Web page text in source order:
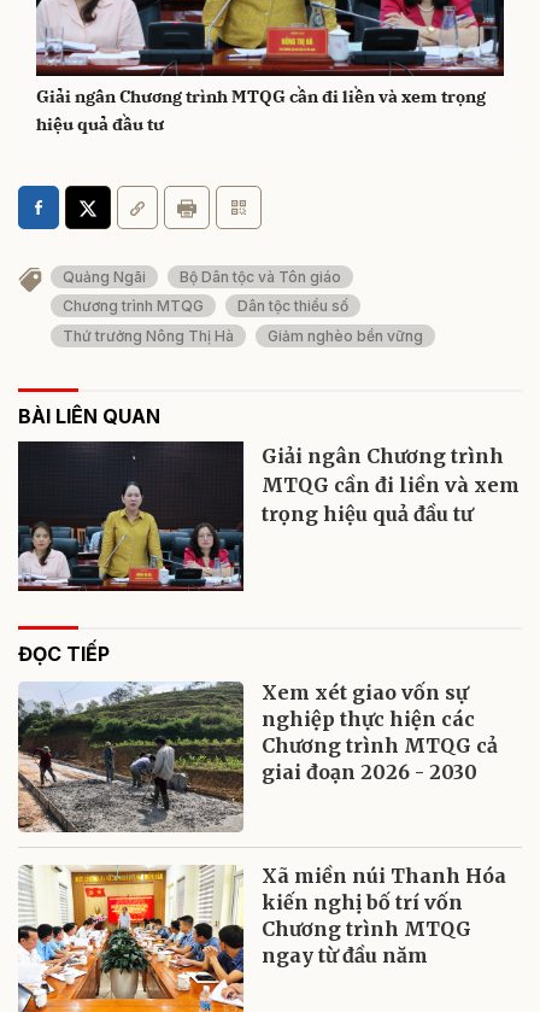
Giải ngân Chương trình MTQG cần đi liền và xem trọng
hiệu quả đầu tư
Quảng Ngãi
Bộ Dân tộc và Tôn giáo
Chương trình MTQG
Dân tộc thiểu số
Thứ trưởng Nông Thị Hà
Giảm nghèo bền vững
BÀI LIÊN QUAN
Giải ngân Chương trình
MTQG cần đi liền và xem
trọng hiệu quả đầu tư
ĐỌC TIẾP
Xem xét giao vốn sự
nghiệp thực hiện các
Chương trình MTQG cả
giai đoạn 2026 - 2030
Xã miền núi Thanh Hóa
kiến nghị bố trí vốn
Chương trình MTQG
ngay từ đầu năm